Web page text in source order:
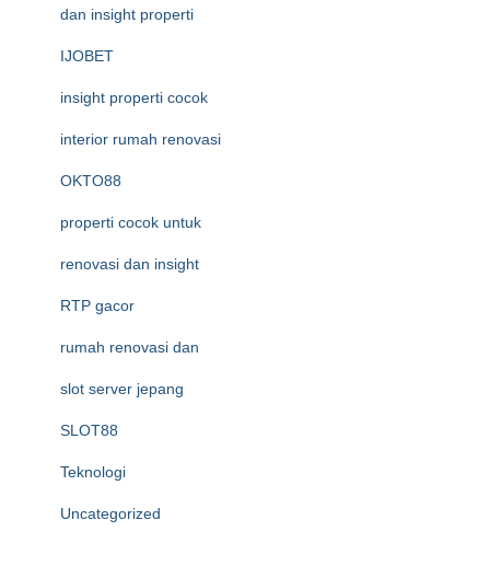
dan insight properti
IJOBET
insight properti cocok
interior rumah renovasi
OKTO88
properti cocok untuk
renovasi dan insight
RTP gacor
rumah renovasi dan
slot server jepang
SLOT88
Teknologi
Uncategorized